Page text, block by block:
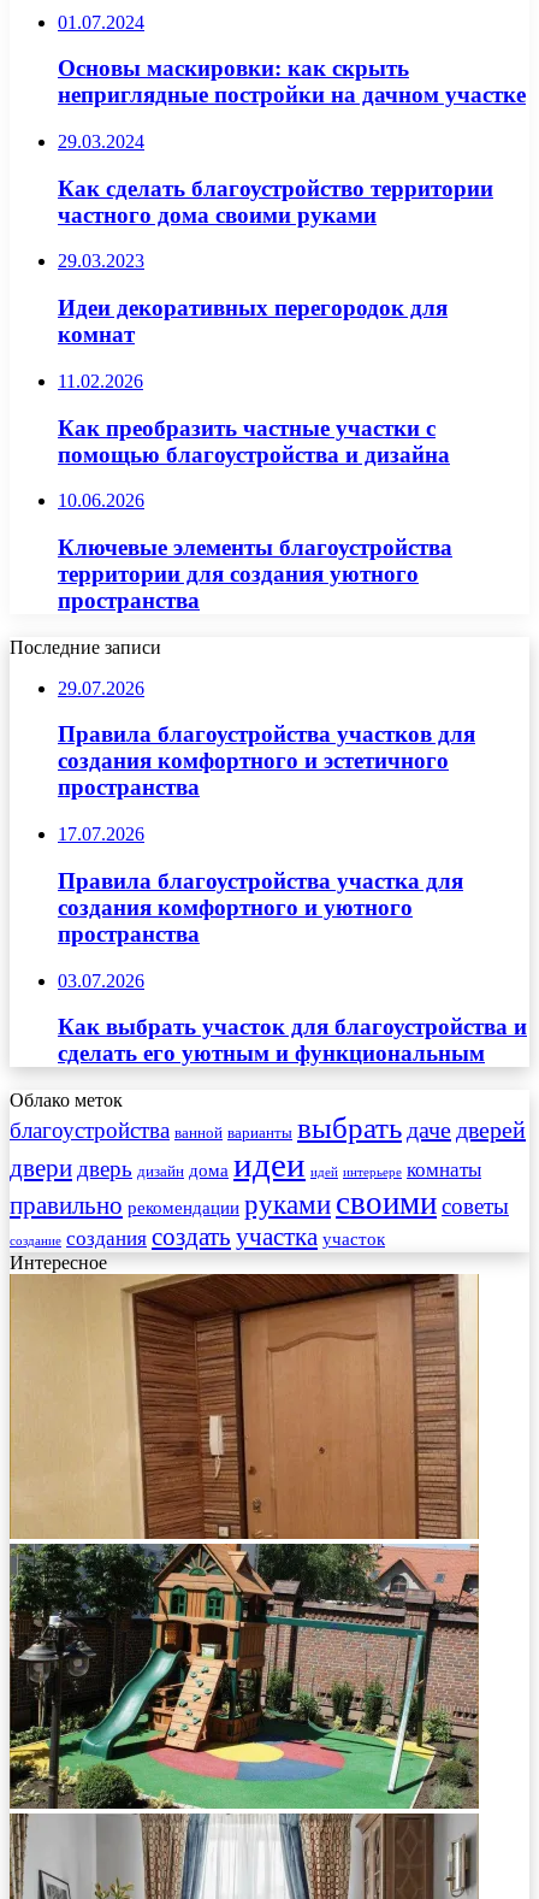
01.07.2024
Основы маскировки: как скрыть
неприглядные постройки на дачном участке
29.03.2024
Как сделать благоустройство территории
частного дома своими руками
29.03.2023
Идеи декоративных перегородок для
комнат
11.02.2026
Как преобразить частные участки с
помощью благоустройства и дизайна
10.06.2026
Ключевые элементы благоустройства
территории для создания уютного
пространства
Последние записи
29.07.2026
Правила благоустройства участков для
создания комфортного и эстетичного
пространства
17.07.2026
Правила благоустройства участка для
создания комфортного и уютного
пространства
03.07.2026
Как выбрать участок для благоустройства и
сделать его уютным и функциональным
Облако меток
благоустройства ванной варианты выбрать даче дверей
двери дверь дизайн дома идеи идей интерьере комнаты
правильно рекомендации руками своимисоветы
создание создания создать участка участок
Интересное